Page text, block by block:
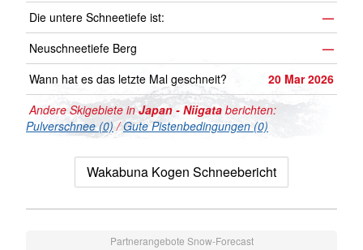
Die untere Schneetiefe ist:
—
Neuschneetiefe Berg
—
Wann hat es das letzte Mal geschneit?
20 Mar 2026
Andere Skigebiete inJapan - Niigata berichten:
Pulverschnee (0)/Gute Pistenbedingungen (0)
Wakabuna Kogen Schneebericht
Partnerangebote Snow-Forecast